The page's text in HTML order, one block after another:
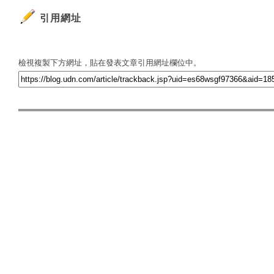
引用網址
檢視複製下方網址，貼在發表文章引用網址欄位中。